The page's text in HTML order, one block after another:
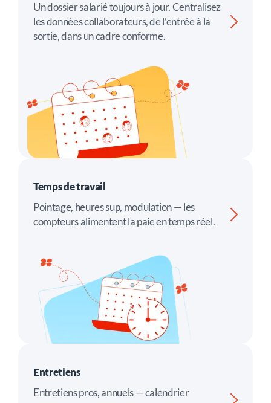
Un dossier salarié toujours à jour. Centralisez
les données collaborateurs, de l’entrée à la
sortie, dans un cadre conforme.
Temps de travail
Pointage, heures sup, modulation — les
compteurs alimentent la paie en temps réel.
Entretiens
Entretiens pros, annuels — calendrier